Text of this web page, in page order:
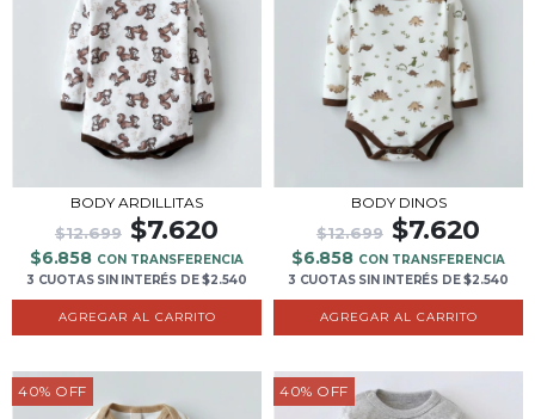
BODY ARDILLITAS
$12.699 $7.620
$6.858 CON TRANSFERENCIA
3 CUOTAS SIN INTERÉS DE$2.540
AGREGAR AL CARRITO
BODY DINOS
$12.699 $7.620
$6.858 CON TRANSFERENCIA
3 CUOTAS SIN INTERÉS DE$2.540
AGREGAR AL CARRITO
40% OFF 40% OFF